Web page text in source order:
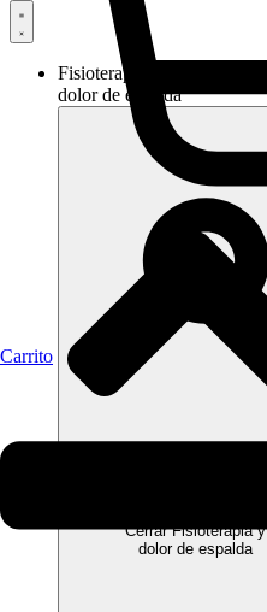
Fisioterapia y
dolor de espalda
Cerrar Fisioterapia y
dolor de espalda
Carrito